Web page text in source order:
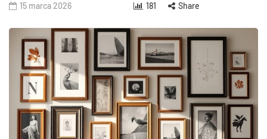
15 marca 2026 181 Share